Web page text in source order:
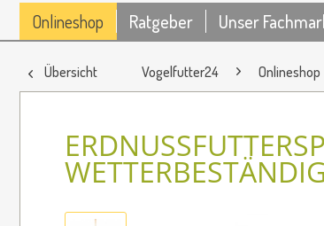
Onlineshop Ratgeber Unser
Übersicht Vogelfutter24 Onlineshop
WETTERBESTÄNDIG